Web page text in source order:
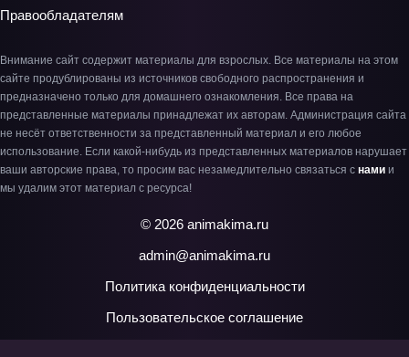
Правообладателям
Внимание сайт содержит материалы для взрослых. Все материалы на этом
сайте продублированы из источников свободного распространения и
предназначено только для домашнего ознакомления. Все права на
представленные материалы принадлежат их авторам. Администрация сайта
не несёт ответственности за представленный материал и его любое
использование. Если какой-нибудь из представленных материалов нарушает
ваши авторские права, то просим вас незамедлительно связаться с нами и
мы удалим этот материал с ресурса!
© 2026 animakima.ru
admin@animakima.ru
Политика конфиденциальности
Пользовательское соглашение